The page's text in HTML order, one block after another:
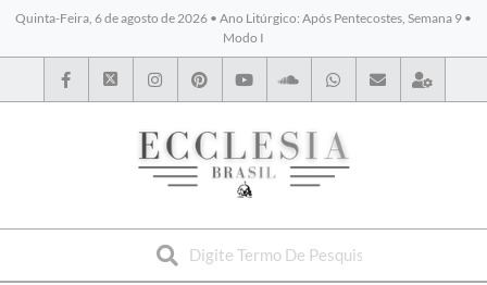
Quinta-Feira, 6 de agosto de 2026 • Ano Litúrgico: Após Pentecostes, Semana 9 •
Modo I
BYBLOS